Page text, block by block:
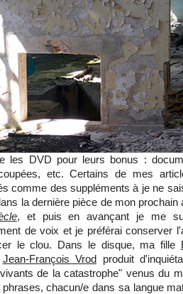
les DVD pour leurs bonus :
etc. Certains de mes
comme des suppléments à je ne
la dernière pièce de mon
, et puis en avançant je me
de voix et je préférai conserver
le clou. Dans le disque, ma fille
Jean-François Vrod produit
de la catastrophe" venus du
phrases, chacun/e dans sa langue